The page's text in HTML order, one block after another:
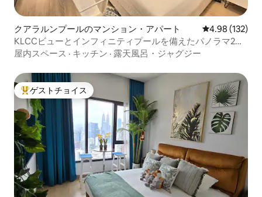
クアラルンプールのマンション・アパート レビュー132
4.98 (132)
KLCCビューとインフィニティプールを備えたパノラマ2ベ
ッドルームスイート
屋内スペース · キッチン · 露天風呂・ジャグジー
大好評のゲストチョイスです。
ゲストチョイス